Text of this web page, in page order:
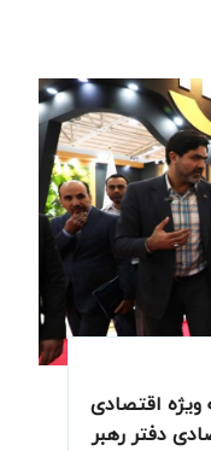
ویژه اقتصادی
دفتر رهبر